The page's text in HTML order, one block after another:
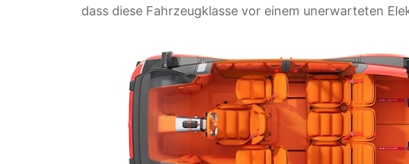
dass diese Fahrzeugklasse vor einem unerwarteten